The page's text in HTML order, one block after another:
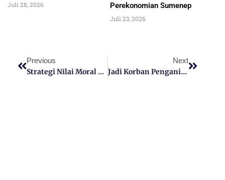
Juli 28, 2026
Perekonomian Sumenep
Juli 23, 2026
Previous
Strategi Nilai Moral Santriwan-Santriwati Di Era Modern
Next
Jadi Korban Penganiayaan, Warga Pulau Saebus Lapor Polsek Sapeken